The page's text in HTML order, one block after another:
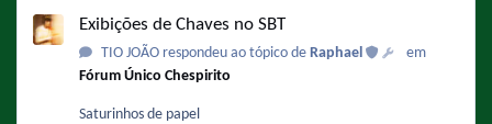
Exibições de Chaves no SBT
TIO JOÃO respondeu ao tópico de Raphael
em
Fórum Único Chespirito
Saturinhos de papel